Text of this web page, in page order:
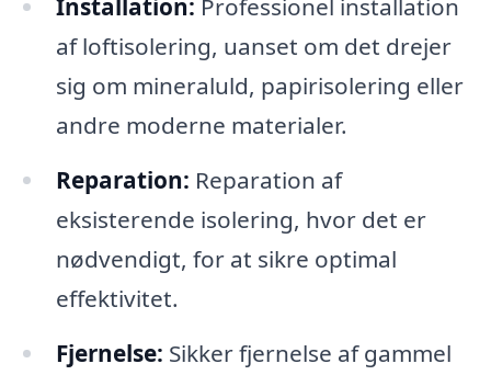
Installation: Professionel installation
af loftisolering, uanset om det drejer
sig om mineraluld, papirisolering eller
andre moderne materialer.
Reparation: Reparation af
eksisterende isolering, hvor det er
nødvendigt, for at sikre optimal
effektivitet.
Fjernelse: Sikker fjernelse af gammel